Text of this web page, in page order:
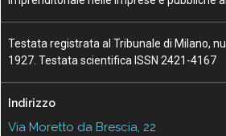
Testata registrata al Tribunale di Milano,
1927. Testata scientifica ISSN 2421-4167
Indirizzo
Via Moretto da Brescia, 22